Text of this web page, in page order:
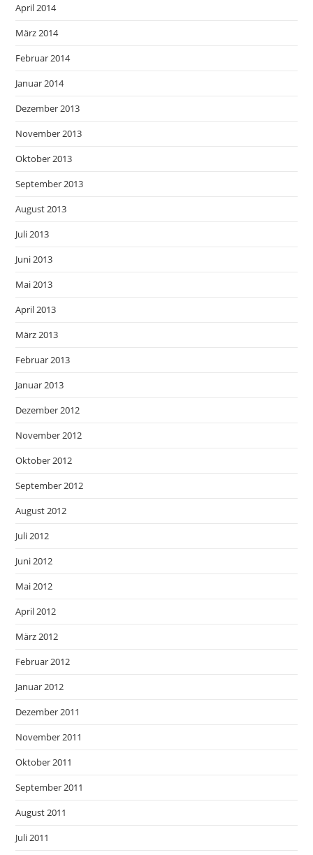
April 2014
März 2014
Februar 2014
Januar 2014
Dezember 2013
November 2013
Oktober 2013
September 2013
August 2013
Juli 2013
Juni 2013
Mai 2013
April 2013
März 2013
Februar 2013
Januar 2013
Dezember 2012
November 2012
Oktober 2012
September 2012
August 2012
Juli 2012
Juni 2012
Mai 2012
April 2012
März 2012
Februar 2012
Januar 2012
Dezember 2011
November 2011
Oktober 2011
September 2011
August 2011
Juli 2011